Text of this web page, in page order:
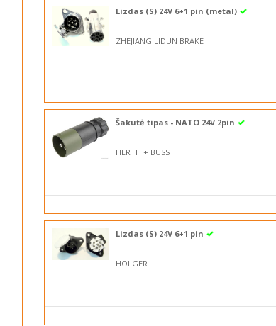
Lizdas (S) 24V 6+1 pin (metal)
ZHEJIANG LIDUN BRAKE
Šakutė tipas - NATO 24V 2pin
HERTH + BUSS
Lizdas (S) 24V 6+1 pin
HOLGER